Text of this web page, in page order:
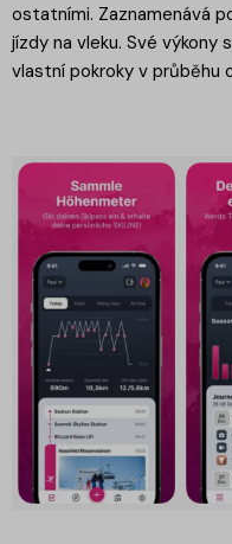
ostatními. Zaznamenává
jízdy na vleku. Své
vlastní pokroky v průběhu